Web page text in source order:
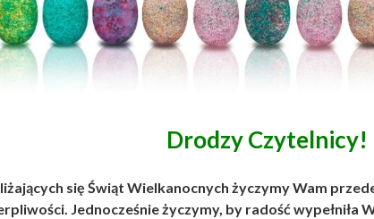
Drodzy Czytelnicy!
się Świąt Wielkanocnych życzymy Wam
Jednocześnie życzymy, by radość wypełniła